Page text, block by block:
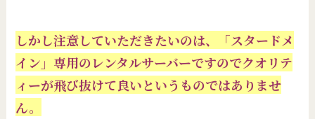
しかし注意していただきたいのは、「スタードメ
イン」専用のレンタルサーバーですのでクオリテ
ィーが飛び抜けて良いというものではありませ
ん。